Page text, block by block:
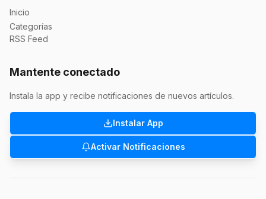
Inicio
Categorías
RSS Feed
Mantente conectado
Instala la app y recibe notificaciones de nuevos artículos.
Instalar App
Activar Notificaciones